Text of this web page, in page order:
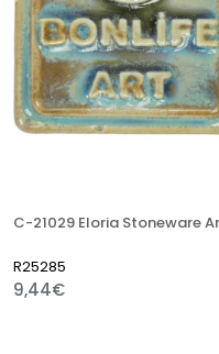
R25285
9,44€